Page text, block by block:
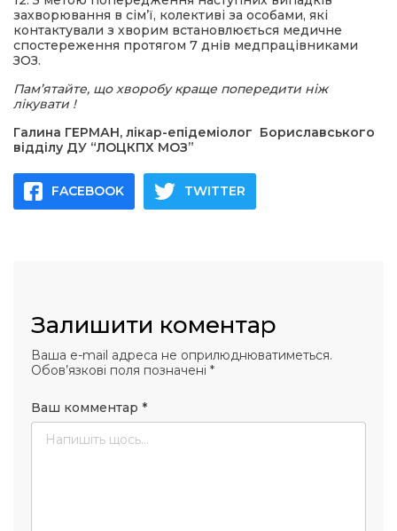
захворювання в сім’ї, колективі за особами, які
контактували з хворим встановлюється медичне
спостереження протягом 7 днів медпрацівниками
ЗОЗ.
Пам’ятайте, що хворобу краще попередити ніж
лікувати !
Галина ГЕРМАН, лікар-епідеміолог Бориславського
відділу ДУ “ЛОЦКПХ МОЗ”
FACEBOOK TWITTER
Залишити коментар
Ваша e-mail адреса не оприлюднюватиметься.
Обов’язкові поля позначені *
Ваш комментар *